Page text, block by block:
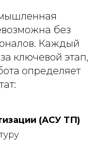
без
Каждый
ключевой этап,
определяет
(АСУ ТП)